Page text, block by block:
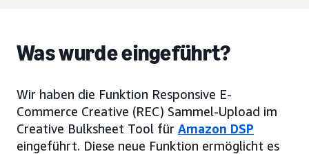
Was wurde eingeführt?
Wir haben die Funktion Responsive E-
Commerce Creative (REC) Sammel-Upload im
Creative Bulksheet Tool für Amazon DSP
eingeführt. Diese neue Funktion ermöglicht es